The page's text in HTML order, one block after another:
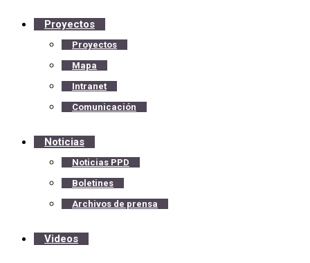
Proyectos
Proyectos
Mapa
Intranet
Comunicación
Noticias
Noticias PPD
Boletines
Archivos de prensa
Videos